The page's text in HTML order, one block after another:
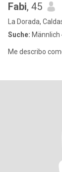
Fabi, 45
La Dorada,
Suche: Männlich
Me describo